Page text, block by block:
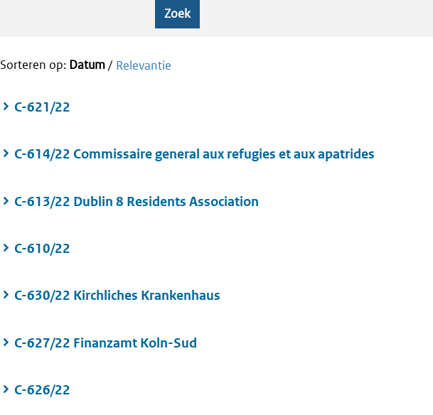
Zoek
Sorteren op: Datum/ Relevantie
C-621/22
C-614/22 Commissaire general aux refugies et aux apatrides
C-613/22 Dublin 8 Residents Association
C-610/22
C-630/22 Kirchliches Krankenhaus
C-627/22 Finanzamt Koln-Sud
C-626/22